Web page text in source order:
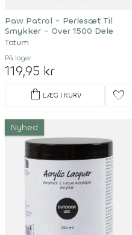
Paw Patrol - Perlesæt Til
Smykker - Over 1500 Dele
Totum
På lager
119,95 kr
shopping_bag LÆG I KURV favorite
Nyhed